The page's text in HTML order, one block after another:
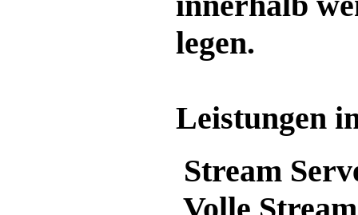
legen.
Leistungen
Stream